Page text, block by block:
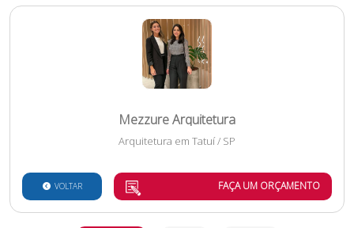
Mezzure Arquitetura
Arquitetura em Tatuí/ SP
VOLTAR FAÇA UM ORÇAMENTO